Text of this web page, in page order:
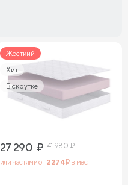
Жесткий
Хит
В скрутке
27 290 ₽ 41 980₽
или частями от2 274₽ в мес.